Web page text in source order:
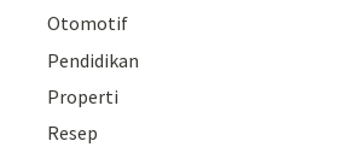
Otomotif
Pendidikan
Properti
Resep